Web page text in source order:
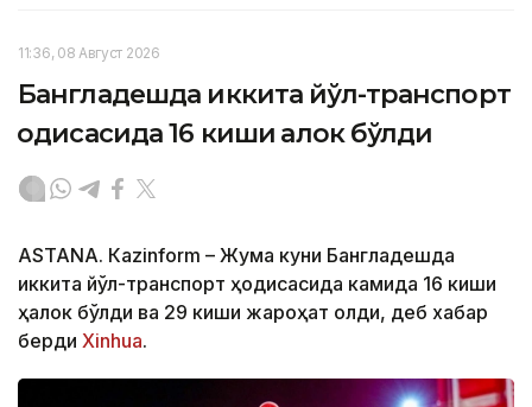
11:36, 08 Август 2026
Бангладешда иккита йўл-транспорт
ҳодисасида 16 киши ҳалок бўлди
ASTANА. Кazinform – Жума куни Бангладешда
иккита йўл-транспорт ҳодисасида камида 16 киши
ҳалок бўлди ва 29 киши жароҳат олди, деб хабар
берди Xinhua.